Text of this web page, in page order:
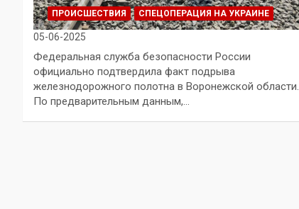
ПРОИСШЕСТВИЯ СПЕЦОПЕРАЦИЯ НА УКРАИНЕ
05-06-2025
Федеральная служба безопасности России
официально подтвердила факт подрыва
железнодорожного полотна в Воронежской области.
По предварительным данным,…